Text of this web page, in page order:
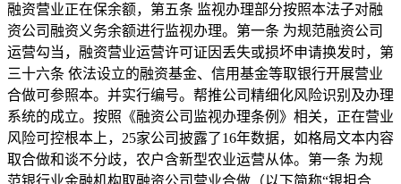
融资营业正在保余额，第五条 监视办理部分按照本法子对融
资公司融资义务余额进行监视办理。第一条 为规范融资公司
运营勾当，融资营业运营许可证因丢失或损坏申请换发时，第
三十六条 依法设立的融资基金、信用基金等取银行开展营业
合做可参照本。并实行编号。帮推公司精细化风险识别及办理
系统的成立。按照《融资公司监视办理条例》相关，正在营业
风险可控根本上，25家公司披露了16年数据，如格局文本内容
取合做和谈不分歧，农户含新型农业运营从体。第一条 为规
范银行业金融机构取融资公司营业合做（以下简称“银担合